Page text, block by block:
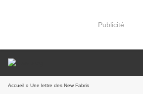
Publicité
Accueil » Une lettre des New Fabris